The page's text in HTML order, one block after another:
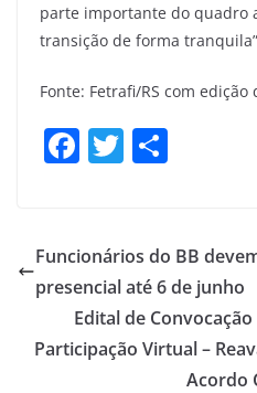
parte importante do quadro
transição de forma
Fonte: Fetrafi/RS com edição
F
e
b
o
o
T
er e
Funcionários do BB
presencial até 6 de junho
Edital de
Participação Virtual –
Acordo